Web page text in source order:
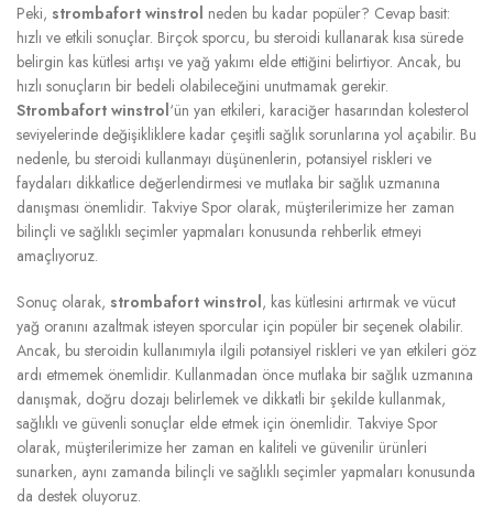
Peki, strombafort winstrol neden bu kadar popüler? Cevap basit:
hızlı ve etkili sonuçlar. Birçok sporcu, bu steroidi kullanarak kısa sürede
belirgin kas kütlesi artışı ve yağ yakımı elde ettiğini belirtiyor. Ancak, bu
hızlı sonuçların bir bedeli olabileceğini unutmamak gerekir.
Strombafort winstrol‘ün yan etkileri, karaciğer hasarından kolesterol
seviyelerinde değişikliklere kadar çeşitli sağlık sorunlarına yol açabilir. Bu
nedenle, bu steroidi kullanmayı düşünenlerin, potansiyel riskleri ve
faydaları dikkatlice değerlendirmesi ve mutlaka bir sağlık uzmanına
danışması önemlidir. Takviye Spor olarak, müşterilerimize her zaman
bilinçli ve sağlıklı seçimler yapmaları konusunda rehberlik etmeyi
amaçlıyoruz.
Sonuç olarak, strombafort winstrol, kas kütlesini artırmak ve vücut
yağ oranını azaltmak isteyen sporcular için popüler bir seçenek olabilir.
Ancak, bu steroidin kullanımıyla ilgili potansiyel riskleri ve yan etkileri göz
ardı etmemek önemlidir. Kullanmadan önce mutlaka bir sağlık uzmanına
danışmak, doğru dozajı belirlemek ve dikkatli bir şekilde kullanmak,
sağlıklı ve güvenli sonuçlar elde etmek için önemlidir. Takviye Spor
olarak, müşterilerimize her zaman en kaliteli ve güvenilir ürünleri
sunarken, aynı zamanda bilinçli ve sağlıklı seçimler yapmaları konusunda
da destek oluyoruz.